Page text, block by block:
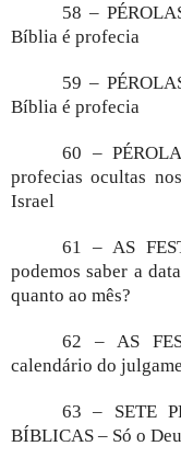
58 –
Bíblia é profecia
59 –
Bíblia é profecia
60 –
profecias ocultas
Israel
61 – AS
podemos saber a
quanto ao mês?
62 – AS
calendário do
63 – SETE
BÍBLICAS – Só o